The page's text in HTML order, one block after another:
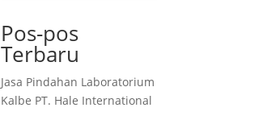
Pos-pos
Terbaru
Jasa Pindahan Laboratorium
Kalbe PT. Hale International